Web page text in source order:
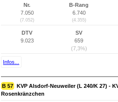
Nr.
7.050
(7.052)
B-Rang
6.740
(4.355)
DTV
9.023
SV
659
(7,3%)
Infos...
B 57 KVP Alsdorf-Neuweiler (L 240/K 27) -
Rosenkränzchen